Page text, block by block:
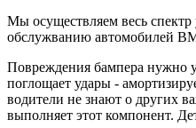
Мы осуществляем весь спектр
обслужванию автомобилей
Повреждения бампера нужно
поглощает удары -
водители не знают о других
выполняет этот компонент.